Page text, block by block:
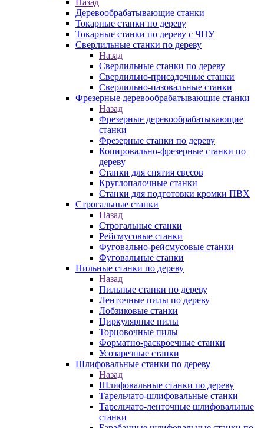
Назад
Деревообрабатывающие станки
Токарные станки по дереву
Токарные станки по дереву с ЧПУ
Сверлильные станки по дереву
Назад
Сверлильные станки по дереву
Сверлильно-присадочные станки
Сверлильно-пазовальные станки
Фрезерные деревообрабатывающие станки
Назад
Фрезерные деревообрабатывающие
станки
Фрезерные станки по дереву
Копировально-фрезерные станки по
дереву
Станки для снятия свесов
Круглопалочные станки
Станки для подготовки кромки ПВХ
Строгальные станки
Назад
Строгальные станки
Рейсмусовые станки
Фуговально-рейсмусовые станки
Фуговальные станки
Пильные станки по дереву
Назад
Пильные станки по дереву
Ленточные пилы по дереву
Лобзиковые станки
Циркулярные пилы
Торцовочные пилы
Форматно-раскроечные станки
Усозарезные станки
Шлифовальные станки по дереву
Назад
Шлифовальные станки по дереву
Тарельчато-шлифовальные станки
Тарельчато-ленточные шлифовальные
станки